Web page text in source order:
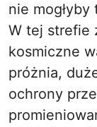
nie
W tej strefie
kosmiczne
próżnia,
ochrony